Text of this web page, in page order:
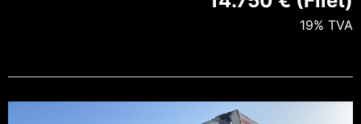
19% TVA